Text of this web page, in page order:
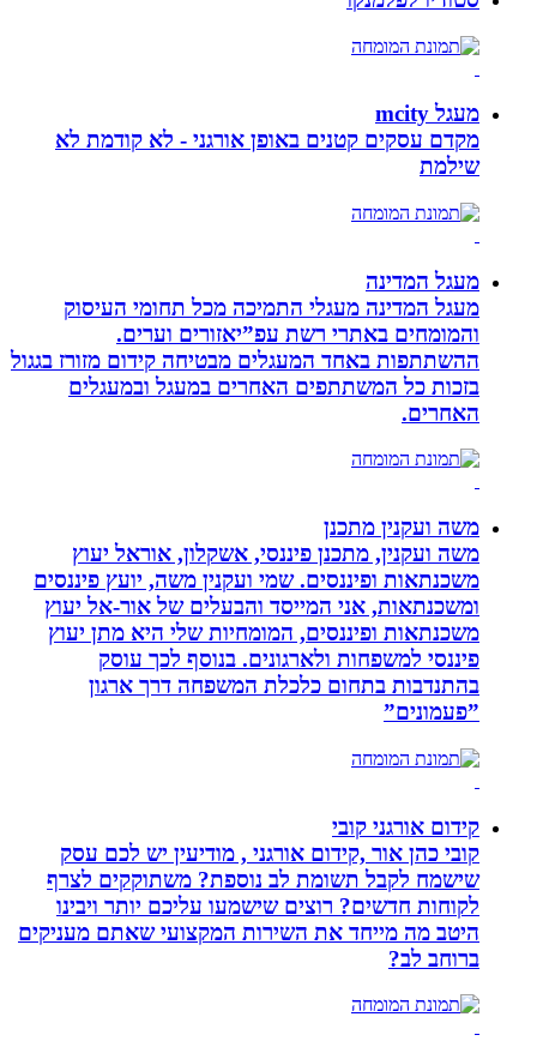
מעגל mcity
מקדם עסקים קטנים באופן אורגני - לא קודמת לא
שילמת
מעגל המדינה
מעגל המדינה מעגלי התמיכה מכל תחומי העיסוק
והמומחים באתרי רשת עפ”יאזורים וערים.
ההשתתפות באחד המעגלים מבטיחה קידום מזורז בגגול
בזכות כל המשתתפים האחרים במעגל ובמעגלים
האחרים.
משה ועקנין מתכנן
משה ועקנין, מתכנן פיננסי, אשקלון, אוראל יעוץ
משכנתאות ופיננסים. שמי ועקנין משה, יועץ פיננסים
ומשכנתאות, אני המייסד והבעלים של אור-אל יעוץ
משכנתאות ופיננסים, המומחיות שלי היא מתן יעוץ
פיננסי למשפחות ולארגונים. בנוסף לכך עוסק
בהתנדבות בתחום כלכלת המשפחה דרך ארגון
”פעמונים”
קידום אורגני קובי
קובי כהן אור ,קידום אורגני , מודיעין יש לכם עסק
שישמח לקבל תשומת לב נוספת? משתוקקים לצרף
לקוחות חדשים? רוצים שישמעו עליכם יותר ויבינו
היטב מה מייחד את השירות המקצועי שאתם מעניקים
ברוחב לב?